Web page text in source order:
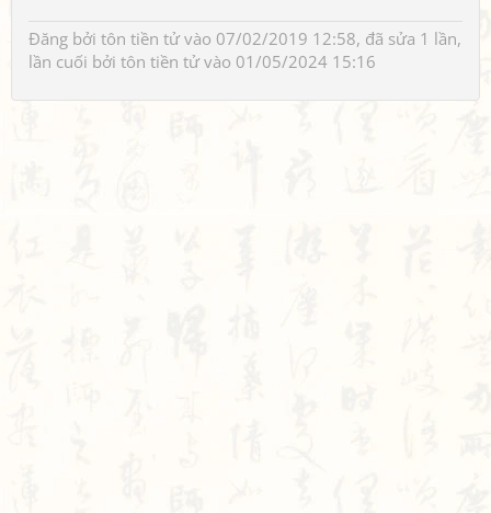
Đăng bởi tôn tiền tửvào 07/02/2019 12:58, đã sửa 1 lần,
lần cuối bởi tôn tiền tửvào 01/05/2024 15:16